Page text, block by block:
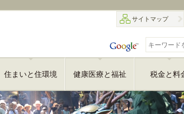
サイトマップ
住まいと住環境 健康医療と福祉 税金と料